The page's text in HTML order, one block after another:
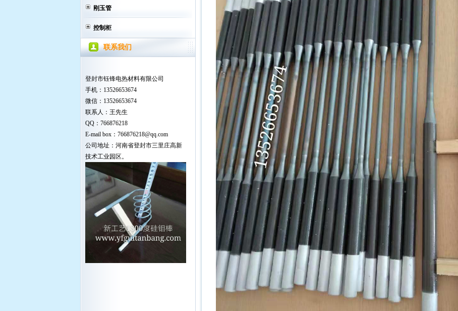
刚玉管
控制柜
联系我们
登封市钰锋电热材料有限公司
手机：13526653674
微信：13526653674
联系人：王先生
QQ：766876218
E-mail box：766876218@qq.com
公司地址：河南省登封市三里庄高新
技术工业园区。